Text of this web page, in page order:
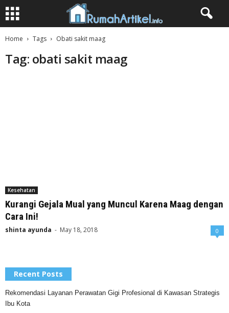
Home Tags Obati sakit maag
Tag: obati sakit maag
Kesehatan
Kurangi Gejala Mual yang Muncul Karena Maag dengan
Cara Ini!
shinta ayunda - May 18, 2018 0
Recent Posts
Rekomendasi Layanan Perawatan Gigi Profesional di Kawasan Strategis
Ibu Kota